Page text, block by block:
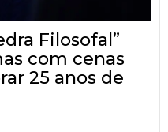
Filosofal”
com cenas
25 anos de